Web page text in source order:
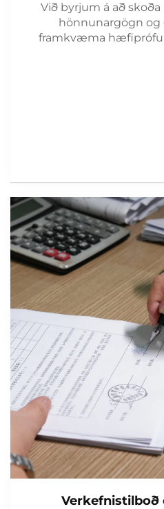
Við byrjum á að
hönnunargögn
framkvæma
Verkefnistilboð